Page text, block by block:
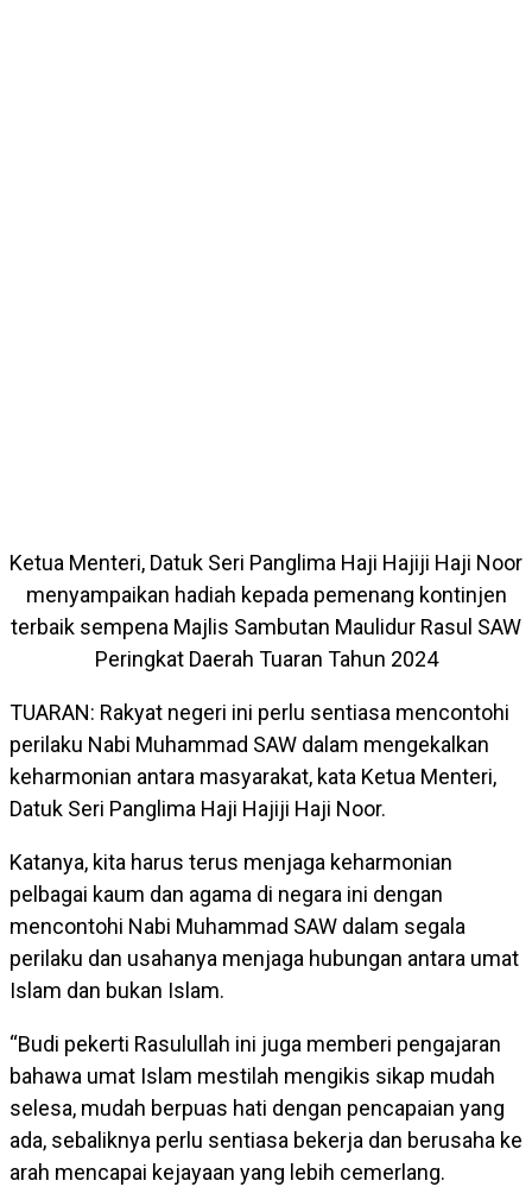
Ketua Menteri, Datuk Seri Panglima Haji Hajiji Haji Noor
menyampaikan hadiah kepada pemenang kontinjen
terbaik sempena Majlis Sambutan Maulidur Rasul SAW
Peringkat Daerah Tuaran Tahun 2024
TUARAN: Rakyat negeri ini perlu sentiasa mencontohi
perilaku Nabi Muhammad SAW dalam mengekalkan
keharmonian antara masyarakat, kata Ketua Menteri,
Datuk Seri Panglima Haji Hajiji Haji Noor.
Katanya, kita harus terus menjaga keharmonian
pelbagai kaum dan agama di negara ini dengan
mencontohi Nabi Muhammad SAW dalam segala
perilaku dan usahanya menjaga hubungan antara umat
Islam dan bukan Islam.
“Budi pekerti Rasulullah ini juga memberi pengajaran
bahawa umat Islam mestilah mengikis sikap mudah
selesa, mudah berpuas hati dengan pencapaian yang
ada, sebaliknya perlu sentiasa bekerja dan berusaha ke
arah mencapai kejayaan yang lebih cemerlang.